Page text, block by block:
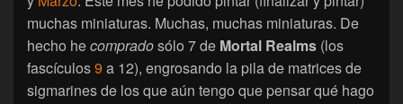
muchas miniaturas. Muchas, muchas miniaturas. De
hecho hecompradosólo 7 de Mortal Realms (los
fascículos9 a 12), engrosando la pila de matrices de
sigmarines de los que aún tengo que pensar qué hago